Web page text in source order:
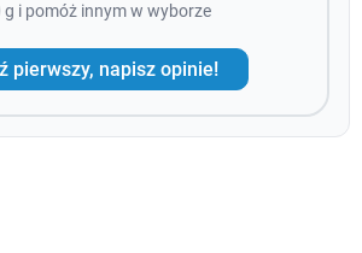
g i pomóż innym w wyborze
pierwszy, napisz opinie!